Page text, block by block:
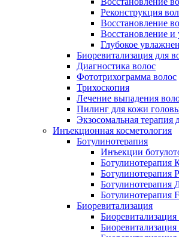
Реконструкция
Восстановление
Восстановление и
Глубокое
Биоревитализация для
Диагностика волос
Фототрихограмма волос
Трихоскопия
Лечение выпадения
Пилинг для кожи
Экзосомальная терапия
Инъекционная косметология
Ботулинотерапия
Инъекции
Ботулинотерапия
Ботулинотерапия
Ботулинотерапия
Ботулинотерапия
Биоревитализация
Биоревитализация
Биоревитализация